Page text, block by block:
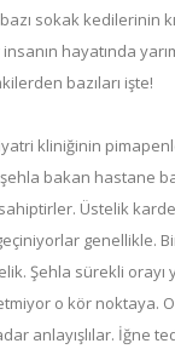
sokak kedilerinin
hayatında
bazıları işte!
kliniğinin
bakan hastane
Üstelik
genellikle.
Şehla sürekli orayı
o kör noktaya.
anlayışlılar. İğne